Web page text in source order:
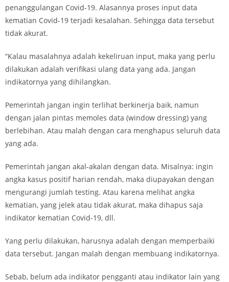
penanggulangan Covid-19. Alasannya proses input data
kematian Covid-19 terjadi kesalahan. Sehingga data tersebut
tidak akurat.
“Kalau masalahnya adalah kekeliruan input, maka yang perlu
dilakukan adalah verifikasi ulang data yang ada. Jangan
indikatornya yang dihilangkan.
Pemerintah jangan ingin terlihat berkinerja baik, namun
dengan jalan pintas memoles data (window dressing) yang
berlebihan. Atau malah dengan cara menghapus seluruh data
yang ada.
Pemerintah jangan akal-akalan dengan data. Misalnya: ingin
angka kasus positif harian rendah, maka diupayakan dengan
mengurangi jumlah testing. Atau karena melihat angka
kematian, yang jelek atau tidak akurat, maka dihapus saja
indikator kematian Covid-19, dll.
Yang perlu dilakukan, harusnya adalah dengan memperbaiki
data tersebut. Jangan malah dengan membuang indikatornya.
Sebab, belum ada indikator pengganti atau indikator lain yang